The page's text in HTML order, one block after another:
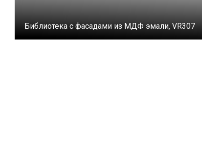
Библиотека с фасадами из МДФ эмали, VR307